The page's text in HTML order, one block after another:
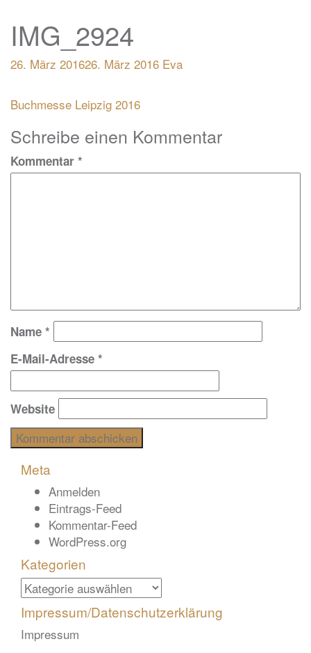
IMG_2924
26. März 201626. März 2016 Eva
Beitragsnavigation
Buchmesse Leipzig 2016
Schreibe einen Kommentar
Kommentar *
Name *
E-Mail-Adresse *
Website
Meta
Anmelden
Eintrags-Feed
Kommentar-Feed
WordPress.org
Kategorien
Kategorien
Impressum/Datenschutzerklärung
Impressum